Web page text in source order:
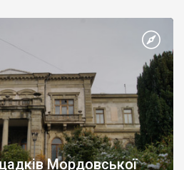
Мордовської